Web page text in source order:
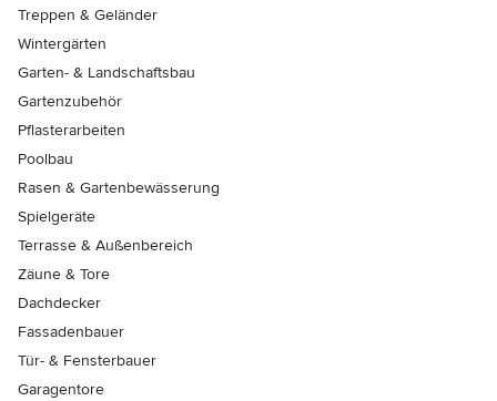
Treppen & Geländer
Wintergärten
Garten- & Landschaftsbau
Gartenzubehör
Pflasterarbeiten
Poolbau
Rasen & Gartenbewässerung
Spielgeräte
Terrasse & Außenbereich
Zäune & Tore
Dachdecker
Fassadenbauer
Tür- & Fensterbauer
Garagentore